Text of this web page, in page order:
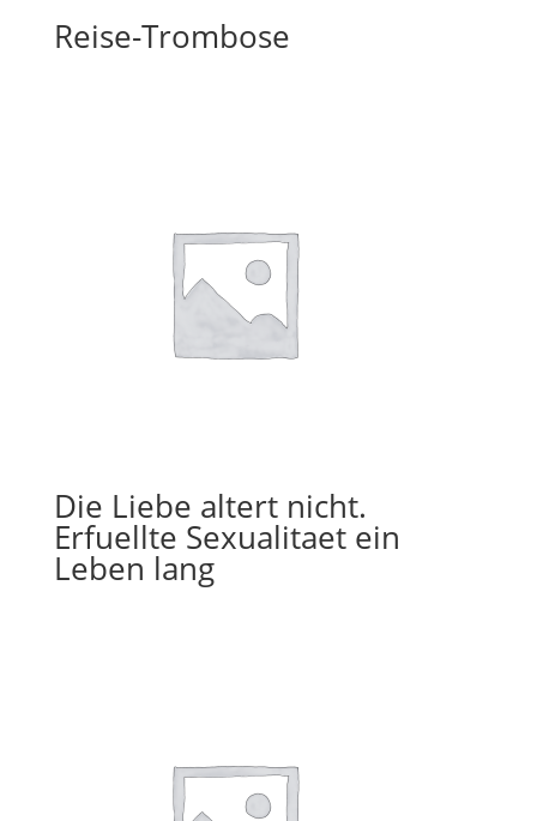
Reise-Trombose
Die Liebe altert nicht.
Erfuellte Sexualitaet ein
Leben lang